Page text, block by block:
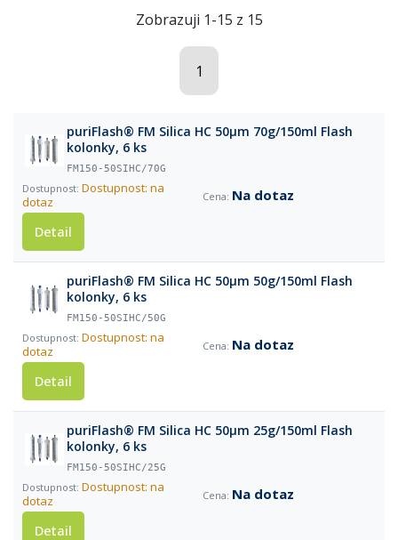
Zobrazuji 1-15 z 15
1
puriFlash® FM Silica HC 50µm 70g/150ml Flash
kolonky, 6 ks
FM150-50SIHC/70G
Dostupnost: na
dotaz
Na dotaz
Detail
puriFlash® FM Silica HC 50µm 50g/150ml Flash
kolonky, 6 ks
FM150-50SIHC/50G
Dostupnost: na
dotaz
Na dotaz
Detail
puriFlash® FM Silica HC 50µm 25g/150ml Flash
kolonky, 6 ks
FM150-50SIHC/25G
Dostupnost: na
dotaz
Na dotaz
Detail